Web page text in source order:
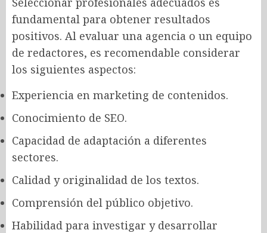
fundamental para obtener resultados
positivos. Al evaluar una agencia o un equipo
de redactores, es recomendable considerar
los siguientes aspectos:
Experiencia en marketing de contenidos.
Conocimiento de SEO.
Capacidad de adaptación a diferentes
sectores.
Calidad y originalidad de los textos.
Comprensión del público objetivo.
Habilidad para investigar y desarrollar